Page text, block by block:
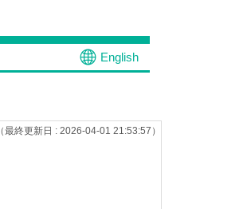
English
（最終更新日 : 2026-04-01 21:53:57）